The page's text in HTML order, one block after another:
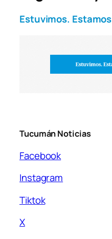
Estuvimos.
Tucumán Noticias
Facebook
Instagram
Tiktok
X